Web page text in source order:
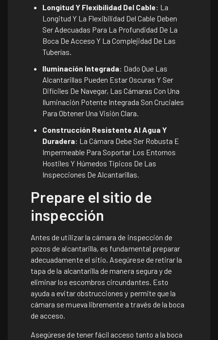
Longitud Y Flexibilidad Del Cable: La
Longitud Y La Flexibilidad Del Cable Deben
Ser Adecuadas Para La Profundidad De La
Boca De Acceso Y La Complejidad De Las
Tuberías.
Iluminación Integrada: Dado Que Las
Alcantarillas Pueden Estar Oscuras Y Ser
Difíciles De Navegar, Las Cámaras Con Una
Iluminación Potente Integrada Son Cruciales
Para Obtener Una Visión Clara.
Construcción Resistente Al Agua Y
Duradera: La Cámara Debe Ser Robusta E
Impermeable Para Soportar Los Entornos
Hostiles Y Húmedos Típicos De Las
Inspecciones De Alcantarillas.
Prepare el sitio de
inspección
Antes de utilizar la cámara de inspección de
pozos de alcantarilla, es fundamental preparar
adecuadamente el sitio. Asegúrese de retirar la
tapa de la alcantarilla de manera segura y de
eliminar los escombros circundantes. Esto
ayuda a evitar obstrucciones y permite que la
cámara se mueva libremente a través de la boca
de acceso.
Asegúrese de tener fácil acceso tanto a la boca